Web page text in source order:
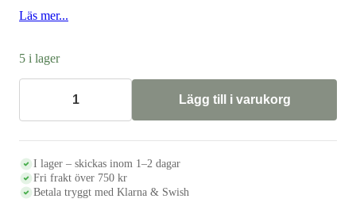
Läs mer...
5 i lager
BETTY
of
Sweden
mängd
Lägg till i varukorg
I lager – skickas inom 1–2 dagar
Fri frakt över 750 kr
Betala tryggt med Klarna & Swish